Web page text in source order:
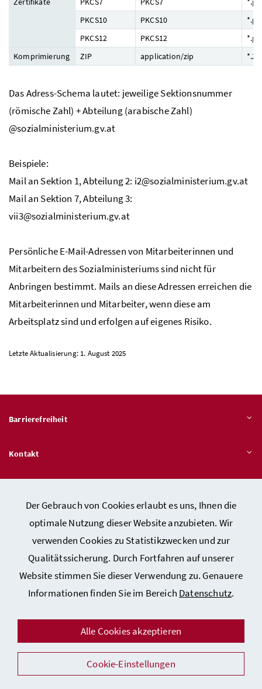
Der Gebrauch von Cookies erlaubt es uns, Ihnen die
optimale Nutzung dieser Website anzubieten. Wir
verwenden Cookies zu Statistikzwecken und zur
Qualitätssicherung. Durch Fortfahren auf unserer
Website stimmen Sie dieser Verwendung zu. Genauere
Informationen finden Sie im Bereich Datenschutz.
Alle Cookies akzeptieren
Cookie-Einstellungen
PKCS10
PKCS10
PKCS12
PKCS12
Komprimierung
ZIP application/zip
Das Adress-Schema lautet: jeweilige Sektionsnummer
(römische Zahl) + Abteilung (arabische Zahl)
@sozialministerium.gv.at
Beispiele:
Mail an Sektion 1, Abteilung 2: i2@sozialministerium.gv.at
Mail an Sektion 7, Abteilung 3:
vii3@sozialministerium.gv.at
Persönliche E-Mail-Adressen von Mitarbeiterinnen und
Mitarbeitern des Sozialministeriums sind nicht für
Anbringen bestimmt. Mails an diese Adressen erreichen die
Mitarbeiterinnen und Mitarbeiter, wenn diese am
Arbeitsplatz sind und erfolgen auf eigenes Risiko.
Letzte Aktualisierung: 1. August 2025
Barrierefreiheit
Kontakt
Hinweisgeber:innen – Stelle für Rechtsverletzungen
Impressum
Auszeichnungen